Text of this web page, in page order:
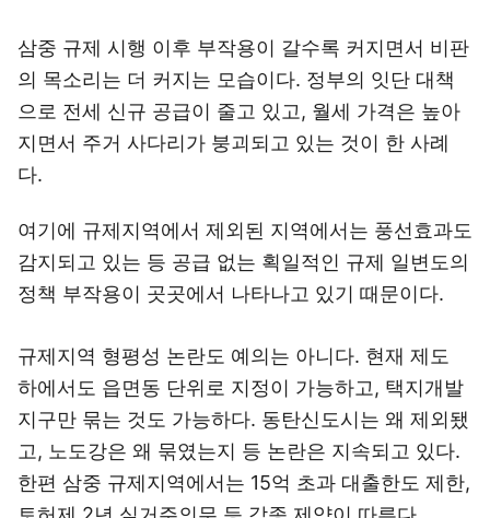
삼중 규제 시행 이후 부작용이 갈수록 커지면서 비판
의 목소리는 더 커지는 모습이다. 정부의 잇단 대책
으로 전세 신규 공급이 줄고 있고, 월세 가격은 높아
지면서 주거 사다리가 붕괴되고 있는 것이 한 사례
다.
여기에 규제지역에서 제외된 지역에서는 풍선효과도
감지되고 있는 등 공급 없는 획일적인 규제 일변도의
정책 부작용이 곳곳에서 나타나고 있기 때문이다.
규제지역 형평성 논란도 예의는 아니다. 현재 제도
하에서도 읍면동 단위로 지정이 가능하고, 택지개발
지구만 묶는 것도 가능하다. 동탄신도시는 왜 제외됐
고, 노도강은 왜 묶였는지 등 논란은 지속되고 있다.
한편 삼중 규제지역에서는 15억 초과 대출한도 제한,